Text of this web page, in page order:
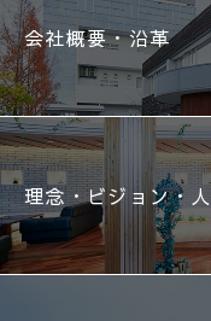
会社概要・沿革
理念・ビジョン・